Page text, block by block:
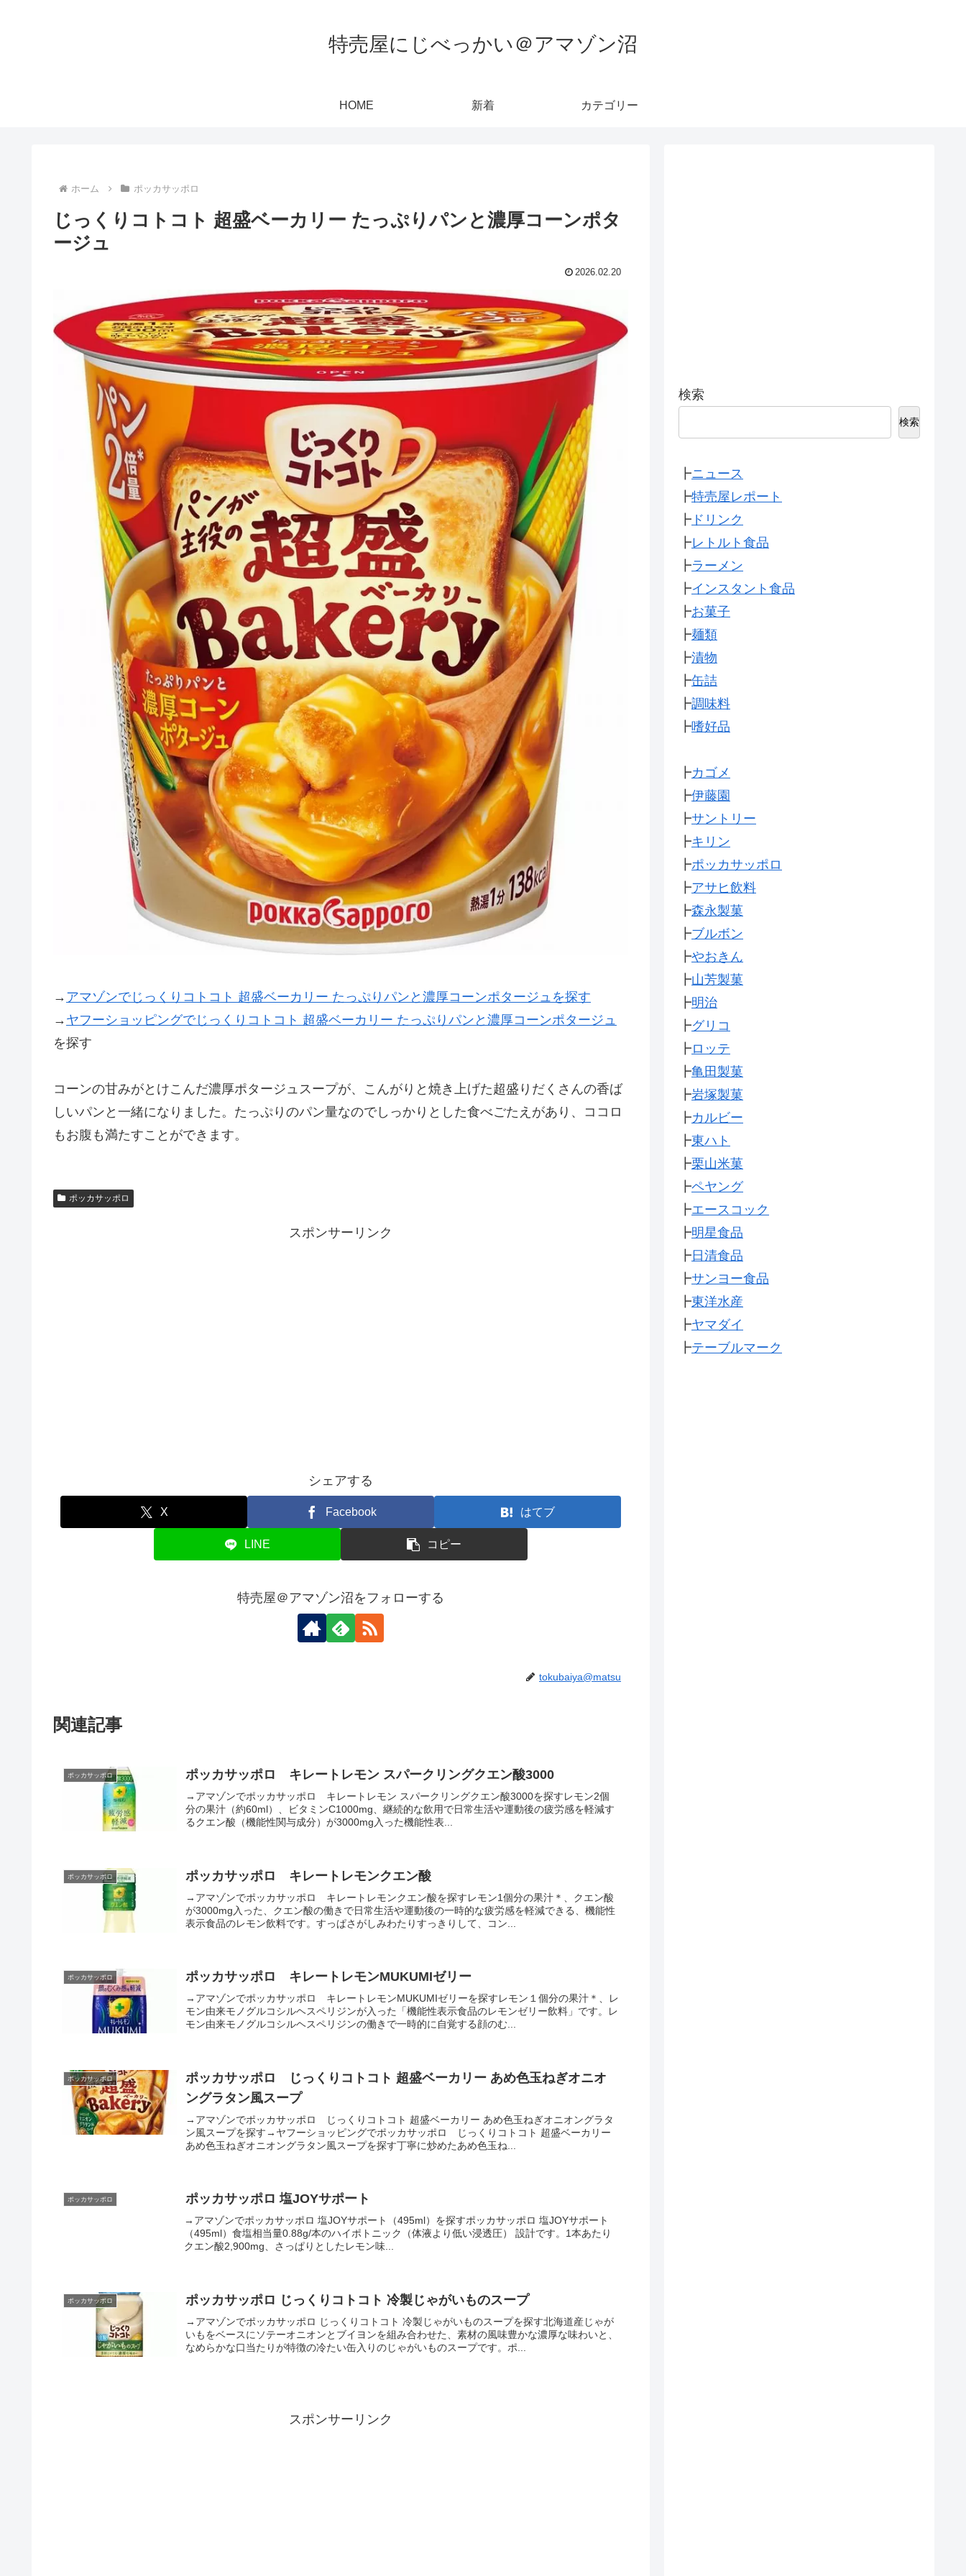
特売屋にじべっかい＠アマゾン沼
HOME 新着 カテゴリー
ホーム ポッカサッポロ
じっくりコトコト 超盛ベーカリー たっぷりパンと濃厚コーンポタ
ージュ
2026.02.20
→ アマゾンでじっくりコトコト 超盛ベーカリー たっぷりパンと濃厚コーンポタージュを探す
→ ヤフーショッピングでじっくりコトコト 超盛ベーカリー たっぷりパンと濃厚コーンポタージュ
を探す
コーンの甘みがとけこんだ濃厚ポタージュスープが、こんがりと焼き上げた超盛りだくさんの香ば
しいパンと一緒になりました。たっぷりのパン量なのでしっかりとした食べごたえがあり、ココロ
もお腹も満たすことができます。
ポッカサッポロ
スポンサーリンク
シェアする
X Facebook はてブ
LINE コピー
特売屋＠アマゾン沼をフォローする
tokubaiya@matsu
関連記事
ポッカサッポロ ポッカサッポロ キレートレモン スパークリングクエン酸3000
→アマゾンでポッカサッポロ キレートレモン スパークリングクエン酸3000を探すレモン2個
分の果汁（約60ml）、ビタミンC1000mg、継続的な飲用で日常生活や運動後の疲労感を軽減す
るクエン酸（機能性関与成分）が3000mg入った機能性表...
ポッカサッポロ ポッカサッポロ キレートレモンクエン酸
→アマゾンでポッカサッポロ キレートレモンクエン酸を探すレモン1個分の果汁＊、クエン酸
が3000mg入った、クエン酸の働きで日常生活や運動後の一時的な疲労感を軽減できる、機能性
表示食品のレモン飲料です。すっぱさがしみわたりすっきりして、コン...
ポッカサッポロ ポッカサッポロ キレートレモンMUKUMIゼリー
→アマゾンでポッカサッポロ キレートレモンMUKUMIゼリーを探すレモン１個分の果汁＊、レ
モン由来モノグルコシルヘスペリジンが入った「機能性表示食品のレモンゼリー飲料」です。レ
モン由来モノグルコシルヘスペリジンの働きで一時的に自覚する顔のむ...
ポッカサッポロ
ポッカサッポロ じっくりコトコト 超盛ベーカリー あめ色玉ねぎオニオ
ングラタン風スープ
→アマゾンでポッカサッポロ じっくりコトコト 超盛ベーカリー あめ色玉ねぎオニオングラタ
ン風スープを探す→ヤフーショッピングでポッカサッポロ じっくりコトコト 超盛ベーカリー
あめ色玉ねぎオニオングラタン風スープを探す丁寧に炒めたあめ色玉ね...
ポッカサッポロ ポッカサッポロ 塩JOYサポート
→アマゾンでポッカサッポロ 塩JOYサポート（495ml）を探すポッカサッポロ 塩JOYサポート
（495ml）食塩相当量0.88g/本のハイポトニック（体液より低い浸透圧） 設計です。1本あたり
クエン酸2,900mg、さっぱりとしたレモン味...
ポッカサッポロ ポッカサッポロ じっくりコトコト 冷製じゃがいものスープ
→アマゾンでポッカサッポロ じっくりコトコト 冷製じゃがいものスープを探す北海道産じゃが
いもをベースにソテーオニオンとブイヨンを組み合わせた、素材の風味豊かな濃厚な味わいと、
なめらかな口当たりが特徴の冷たい缶入りのじゃがいものスープです。ポ...
スポンサーリンク
検索
検索
┣ニュース
┣特売屋レポート
┣ ドリンク
┣レトルト食品
┣ラーメン
┣インスタント食品
┣お菓子
┣麺類
┣漬物
┣缶詰
┣調味料
┣嗜好品
┣カゴメ
┣伊藤園
┣サントリー
┣キリン
┣ポッカサッポロ
┣アサヒ飲料
┣森永製菓
┣ブルボン
┣やおきん
┣山芳製菓
┣明治
┣グリコ
┣ロッテ
┣亀田製菓
┣岩塚製菓
┣カルビー
┣東ハト
┣栗山米菓
┣ペヤング
┣エースコック
┣明星食品
┣日清食品
┣サンヨー食品
┣東洋水産
┣ヤマダイ
┣テーブルマーク